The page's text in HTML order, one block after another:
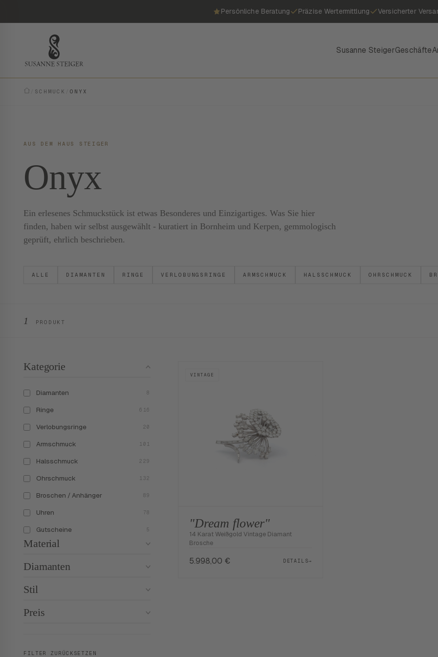
Persönliche Beratung Präzise Wertermittlung Versicherter
Susanne SteigerGeschäfte
SCHMUCK ONYX
AUS DEM HAUS STEIGER
Onyx
Ein erlesenes Schmuckstück ist etwas Besonderes und Einzigartiges. Was Sie hier
finden, haben wir selbst ausgewählt - kuratiert in Bornheim und Kerpen, gemmologisch
geprüft, ehrlich beschrieben.
ALLE DIAMANTEN RINGE VERLOBUNGSRINGE ARMSCHMUCK HALSSCHMUCK OHRSCHMUCK
1 PRODUKT
Kategorie
Diamanten 8
Ringe 616
Verlobungsringe 20
Armschmuck 101
Halsschmuck 229
Ohrschmuck 132
Broschen / Anhänger 89
Uhren 78
Gutscheine 5
Material
Diamanten
Stil
Preis
FILTER ZURÜCKSETZEN
VINTAGE
"Dream flower"
14 Karat Weißgold Vintage Diamant
Brosche
5.998,00 € DETAILS→